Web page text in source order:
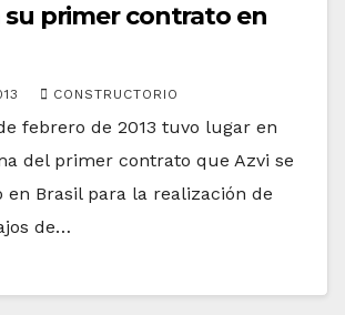
su primer contrato en
CONSTRUCTORIO
febrero de 2013 tuvo lugar en
del primer contrato que Azvi se
en Brasil para la realización de
de…